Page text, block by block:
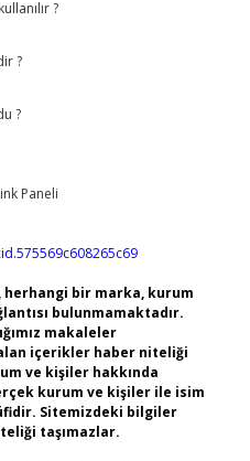
?
?
?
bir marka, kurum
bulunmamaktadır.
makaleler
içerikler haber niteliği
ve kişiler hakkında
kurum ve kişiler ile isim
Sitemizdeki bilgiler
taşımazlar.